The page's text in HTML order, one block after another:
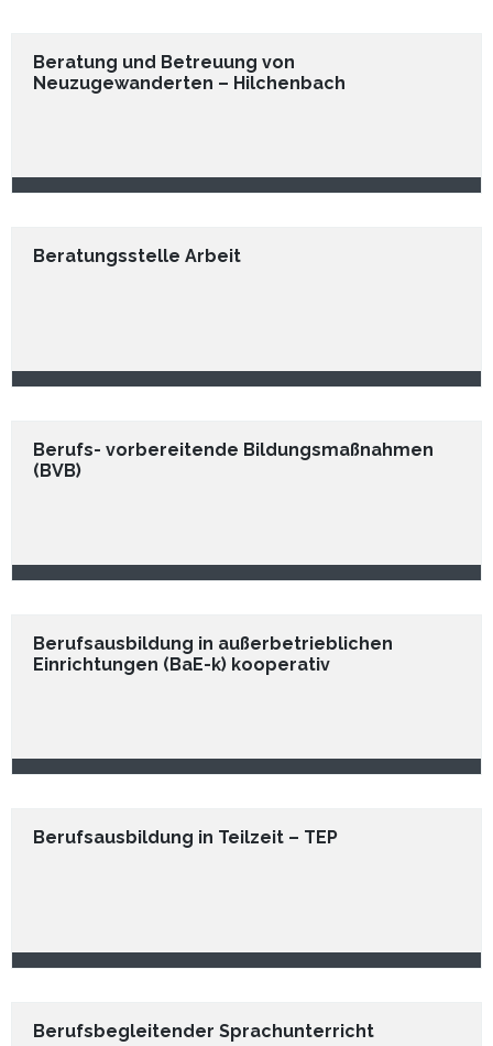
Beratung und Betreuung von
Neuzugewanderten – Hilchenbach
Beratungsstelle Arbeit
Berufs- vorbereitende Bildungsmaßnahmen
(BVB)
Berufsausbildung in außerbetrieblichen
Einrichtungen (BaE-k) kooperativ
Berufsausbildung in Teilzeit – TEP
Berufsbegleitender Sprachunterricht